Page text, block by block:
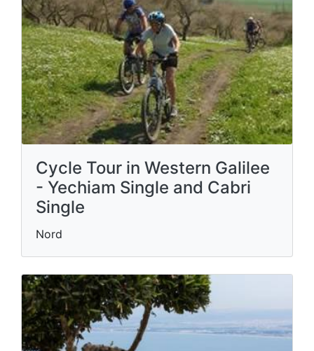
Cycle Tour in Western Galilee
- Yechiam Single and Cabri
Single
Nord